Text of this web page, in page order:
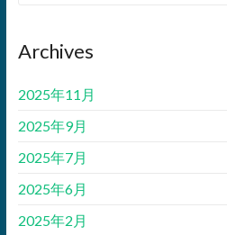
Archives
2025年11月
2025年9月
2025年7月
2025年6月
2025年2月